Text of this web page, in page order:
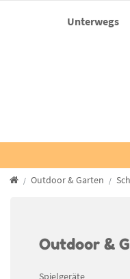
Unterwegs
Outdoor & Garten
Outdoor &
Spielgeräte